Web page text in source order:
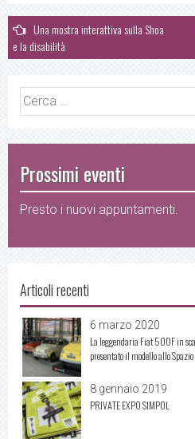
Navigazione
Una mostra interattiva sulla Shoa
e la disabilità
Ricerca
per:
Prossimi eventi
Presto i nuovi appuntamenti.
Articoli recenti
6 marzo 2020
La leggendaria Fiat 500F in
presentato il modello allo
8 gennaio 2019
PRIVATE EXPO SIMPOL